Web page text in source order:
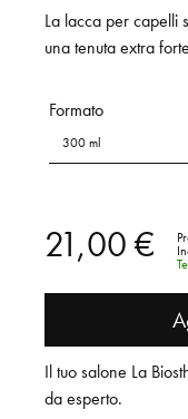
La lacca per capelli
una tenuta extra
Formato
300 ml
21,00 €
Il tuo salone La
da esperto.